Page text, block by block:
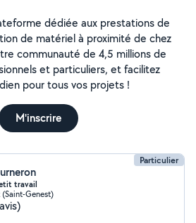
dédiée aux prestations de
de matériel à proximité de chez
communauté de 4,5 millions de
et particuliers, et facilitez
pour tous vos projets !
M'inscrire
Particulier
travail
Genest)